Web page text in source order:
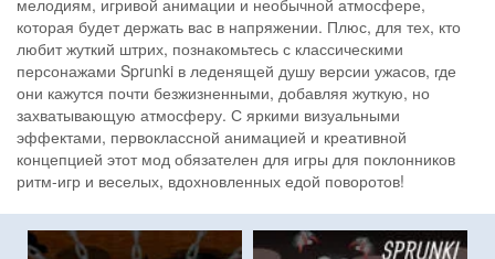
которая будет держать вас в напряжении. Плюс, для тех, кто
любит жуткий штрих, познакомьтесь с классическими
персонажами Sprunki в леденящей душу версии ужасов, где
они кажутся почти безжизненными, добавляя жуткую, но
захватывающую атмосферу. С яркими визуальными
эффектами, первоклассной анимацией и креативной
концепцией этот мод обязателен для игры для поклонников
ритм-игр и веселых, вдохновленных едой поворотов!